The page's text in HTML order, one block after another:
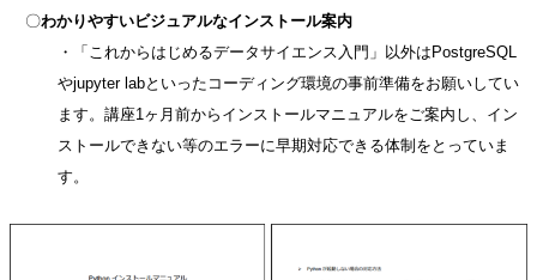
〇わかりやすいビジュアルなインストール案内
・「これからはじめるデータサイエンス入門」以外はPostgreSQL
やjupyter labといったコーディング環境の事前準備をお願いしてい
ます。講座1ヶ月前からインストールマニュアルをご案内し、イン
ストールできない等のエラーに早期対応できる体制をとっていま
す。